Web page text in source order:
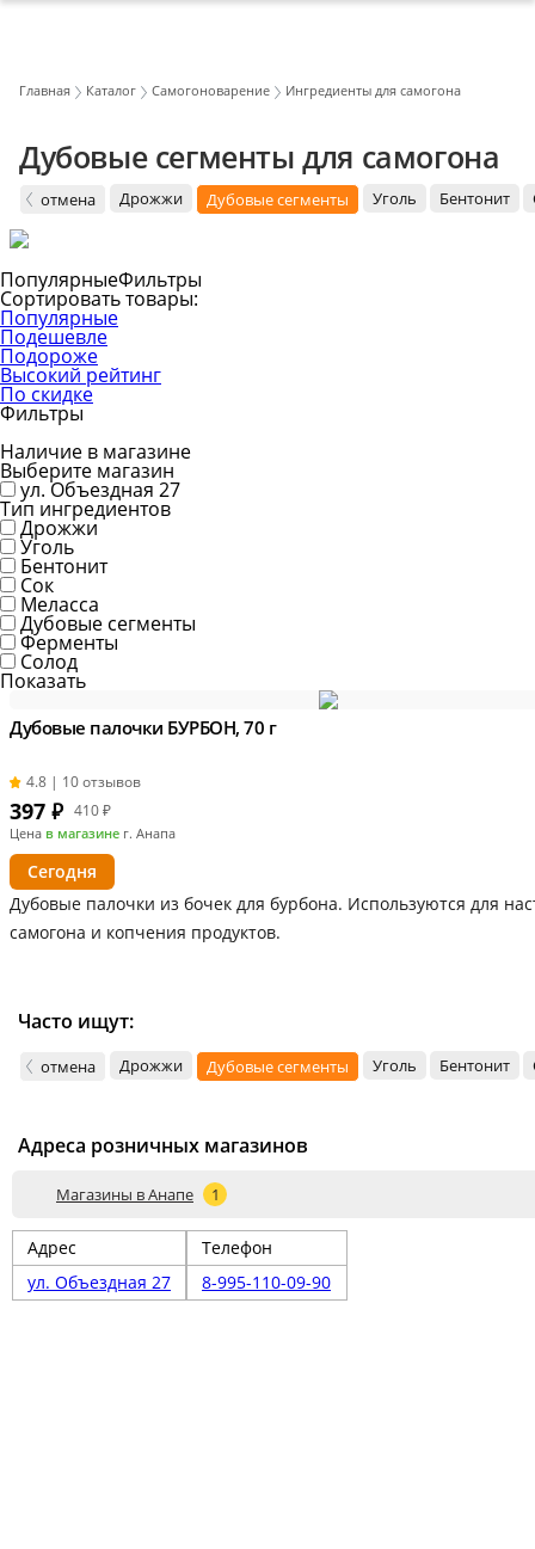
Главная Каталог Самогоноварение Ингредиенты для самогона
Дубовые сегменты для самогона
отмена Дрожжи Дубовые сегменты Уголь Бентонит
ПопулярныеФильтры
Сортировать товары:
Популярные
Подешевле
Подороже
Высокий рейтинг
По скидке
Фильтры
Наличие в магазине
Выберите магазин
ул. Объездная 27
Тип ингредиентов
Дрожжи
Уголь
Бентонит
Сок
Меласса
Дубовые сегменты
Ферменты
Солод
Показать
Дубовые палочки БУРБОН, 70 г
4.8 | 10 отзывов
397 ₽ 410 ₽
Цена в магазине г. Анапа
Сегодня
Дубовые палочки из бочек для бурбона. Используются для
самогона и копчения продуктов.
Часто ищут:
отмена Дрожжи Дубовые сегменты Уголь Бентонит
Адреса розничных магазинов
Магазины в Анапе 1
Адрес
Телефон
ул. Объездная 27
8-995-110-09-90